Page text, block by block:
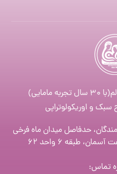
سبک و اوریکولوتراپی
حدفاصل میدان ماه فرخی
طبقه ۶ واحد ۶۲
تماس: